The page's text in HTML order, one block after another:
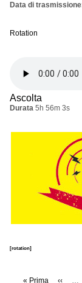
Data di trasmissione
Rotation
Ascolta
Durata 5h 56m 3s
[rotation]
Paginazione
Prima
« Prima
Pagina
‹‹ …